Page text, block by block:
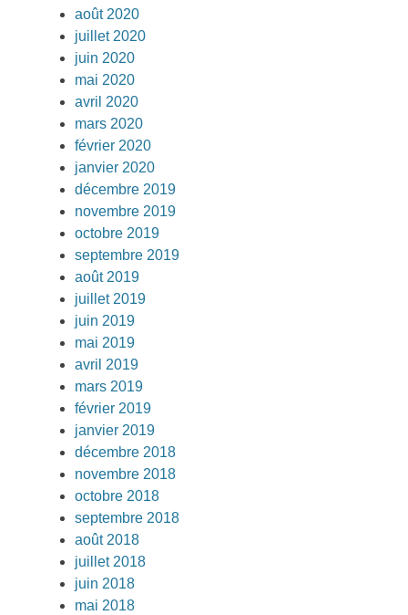
août 2020
juillet 2020
juin 2020
mai 2020
avril 2020
mars 2020
février 2020
janvier 2020
décembre 2019
novembre 2019
octobre 2019
septembre 2019
août 2019
juillet 2019
juin 2019
mai 2019
avril 2019
mars 2019
février 2019
janvier 2019
décembre 2018
novembre 2018
octobre 2018
septembre 2018
août 2018
juillet 2018
juin 2018
mai 2018